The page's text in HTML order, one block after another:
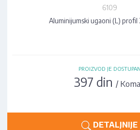
6109
Aluminijumski ugaoni (L) profil
PROIZVOD JE DOSTUPAN
397 din /
DETALJNIJE